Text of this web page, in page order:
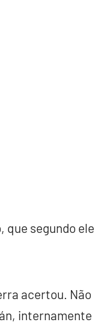
que segundo ele
acertou. Não
internamente